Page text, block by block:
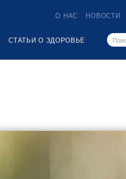
О НАС НОВОСТИ
СТАТЬИ О ЗДОРОВЬЕ